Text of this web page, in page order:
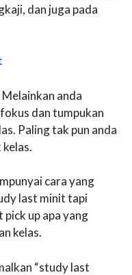
dan juga pada
Melainkan anda
dan tumpukan
Paling tak pun anda
cara yang
last minit tapi
pick up apa yang
kelas.
“study last